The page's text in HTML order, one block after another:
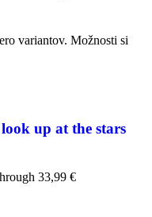
variantov. Možnosti si
up at the stars
33,99 €